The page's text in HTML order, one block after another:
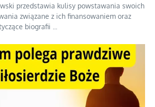
przedstawia kulisy powstawania swoich
związane z ich finansowaniem oraz
biografii